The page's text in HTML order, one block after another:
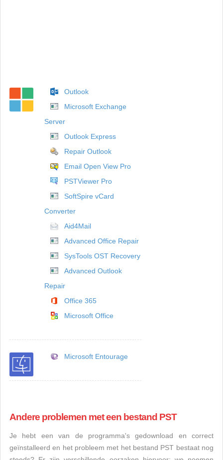
Outlook
Microsoft Exchange
Server
Outlook Express
Repair Outlook
Email Open View Pro
PSTViewer Pro
SoftSpire vCard
Converter
Aid4Mail
Advanced Office Repair
SysTools OST Recovery
Advanced Outlook
Repair
Office 365
Microsoft Office
Microsoft Entourage
Andere problemen met een bestand PST
Je hebt een van de programma's gedownload en correct
geïnstalleerd en het probleem met het bestand PST bestaat nog